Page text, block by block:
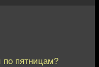
по пятницам?